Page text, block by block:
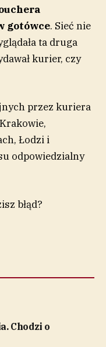
gotówce. Sieć nie
ta druga
kurier, czy
przez kuriera
Łodzi i
odpowiedzialny
błąd?
Chodzi o